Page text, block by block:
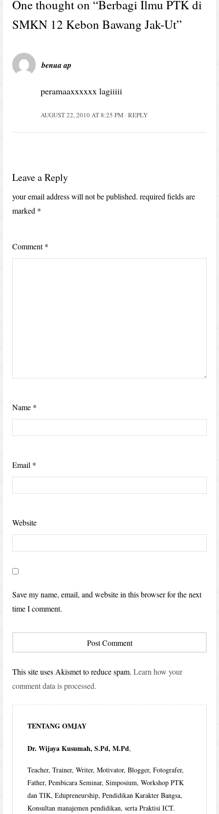
One thought on “Berbagi Ilmu PTK di
SMKN 12 Kebon Bawang Jak-Ut”
benua ap
peramaaxxxxxx lagiiiii
AUGUST 22, 2010 AT 8:25 PM REPLY
Leave a Reply
your email address will not be published. required fields are
marked *
Comment*
Name *
Email *
Website
Save my name, email, and website in this browser for the next
time I comment.
This site uses Akismet to reduce spam.Learn how your
comment data is processed.
TENTANG OMJAY
Dr. Wijaya Kusumah, S.Pd, M.Pd,
Teacher, Trainer, Writer, Motivator, Blogger, Fotografer,
Father, Pembicara Seminar, Simposium, Workshop PTK
dan TIK, Edupreneurship, Pendidikan Karakter Bangsa,
Konsultan manajemen pendidikan, serta Praktisi ICT.